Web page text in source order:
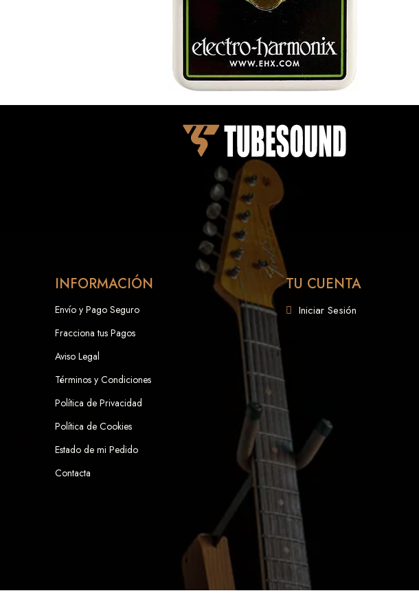
INFORMACIÓN
Envío y Pago Seguro
Fracciona tus Pagos
Aviso Legal
Términos y Condiciones
Política de Privacidad
Política de Cookies
Estado de mi Pedido
Contacta
TU CUENTA
Iniciar Sesión